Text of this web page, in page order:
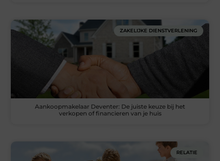
ZAKELIJKE DIENSTVERLENING
Aankoopmakelaar Deventer: De juiste keuze bij het
verkopen of financieren van je huis
RELATIE